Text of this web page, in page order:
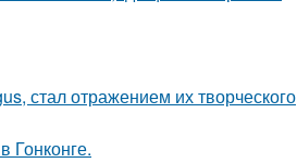
стал отражением их творческого
Гонконге.